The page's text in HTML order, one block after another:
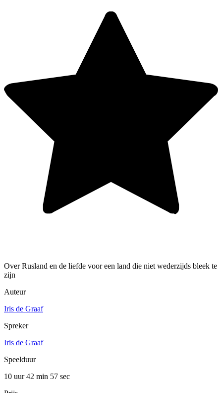
Over Rusland en de liefde voor een land die niet wederzijds bleek te
zijn
Auteur
Iris de Graaf
Spreker
Iris de Graaf
Speelduur
10 uur 42 min 57 sec